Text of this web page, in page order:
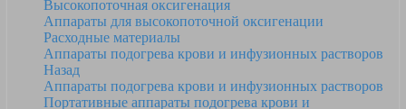
Высокопоточная оксигенация
Аппараты для высокопоточной оксигенации
Расходные материалы
Аппараты подогрева крови и инфузионных растворов
Назад
Аппараты подогрева крови и инфузионных растворов
Портативные аппараты подогрева крови и